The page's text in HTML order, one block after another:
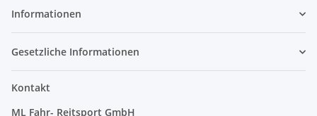
Informationen
Gesetzliche Informationen
Kontakt
ML Fahr- Reitsport GmbH